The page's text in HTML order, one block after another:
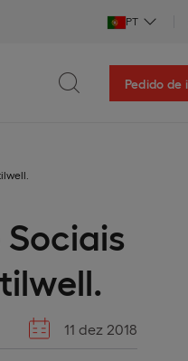
PT
Pedido de
11 dez 2018